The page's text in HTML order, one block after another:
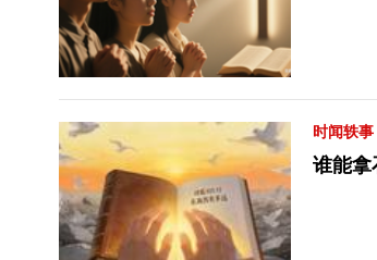
时闻轶事
谁能